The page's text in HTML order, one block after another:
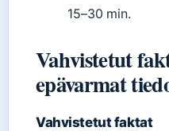
15–30 min.
Vahvistetut
epävarmat
Vahvistetut faktat